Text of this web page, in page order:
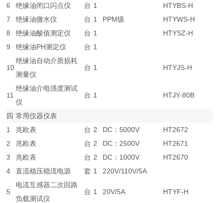
6
绝缘油闭口闪点仪 台 1
HTYBS-H
7
绝缘油微水仪 台 1 PPM级
HTYWS-H
8
绝缘油酸值测定仪 台 1
HTYSZ-H
9
绝缘油PH测定仪 台 1
10
绝缘油自动介质损耗
测量仪
台 1 HTYJS-H
11
绝缘油介电强度测试
仪
台 1 HTJY-80B
四 常用仪器仪表
1
兆欧表 台 2 DC：5000V
HT2672
2
兆欧表 台 2 DC：2500V
HT2671
3
兆欧表 台 2 DC：1000V
HT2670
4
直流稳压稳流电源 套 1 220V/110V/5A
5
电流互感器二次回路
负载测试仪
台 1 20V/5A HTYF-H